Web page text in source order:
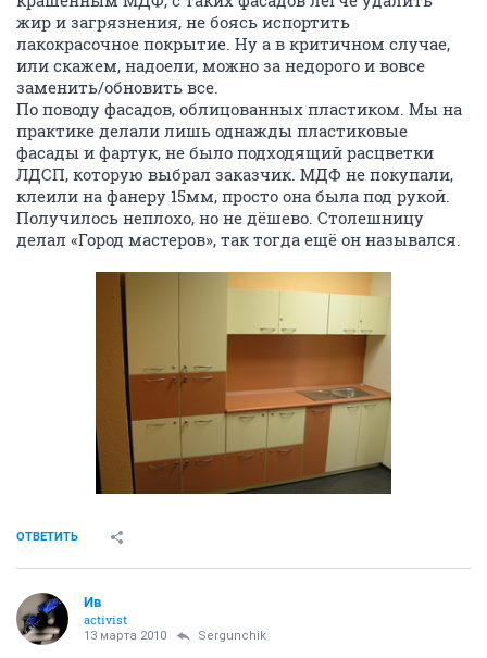
жир и загрязнения, не боясь испортить
лакокрасочное покрытие. Ну а в критичном случае,
или скажем, надоели, можно за недорого и вовсе
заменить/обновить все.
По поводу фасадов, облицованных пластиком. Мы на
практике делали лишь однажды пластиковые
фасады и фартук, не было подходящий расцветки
ЛДСП, которую выбрал заказчик. МДФ не покупали,
клеили на фанеру 15мм, просто она была под рукой.
Получилось неплохо, но не дёшево. Столешницу
делал «Город мастеров», так тогда ещё он назывался.
ОТВЕТИТЬ
Ив
activist
13 марта 2010 Sergunchik